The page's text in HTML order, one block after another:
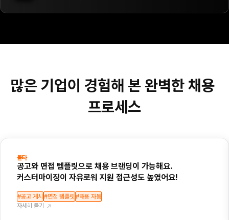
많은 기업이 경험해 본 완벽한 채용
프로세스
볼타
공고와 면접 템플릿으로 채용 브랜딩이 가능해요.
커스터마이징이 자유로워 지원 접근성도 높였어요!
#공고 게시 #면접 템플릿 #채용 자동
자세히 듣기